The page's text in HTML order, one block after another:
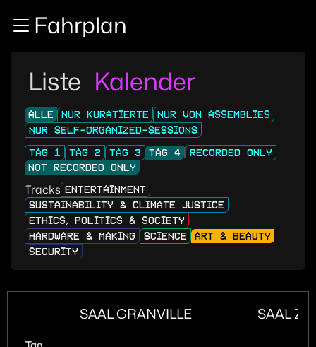
Zum InhaltFahrplan
Liste Kalender
ALLE NUR KURATIERTE
NUR VON ASSEMBLIES
NUR SELF-ORGANIZED-SESSIONS
TAG 1
TAG 2 TAG 3 TAG 4
RECORDED ONLY
NOT RECORDED ONLY
Tracks ENTERTAINMENT
SUSTAINABILITY & CLIMATE JUSTICE
ETHICS, POLITICS & SOCIETY
HARDWARE & MAKING
SCIENCE
ART & BEAUTY
SECURITY
SAAL GRANVILLE SAAL